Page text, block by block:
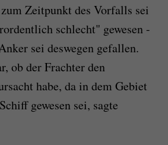
Zeitpunkt des Vorfalls sei
schlecht" gewesen -
sei deswegen gefallen.
ob der Frachter den
habe, da in dem Gebiet
gewesen sei, sagte